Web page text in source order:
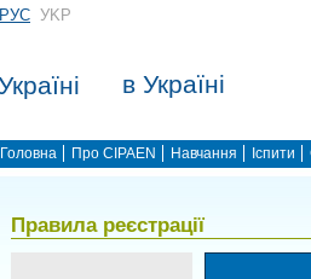
РУС УKР
в Україні
Головна Про CIPAEN Навчання Іспити
Правила реєстрації